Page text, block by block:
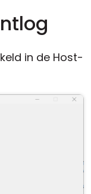
in de Host-